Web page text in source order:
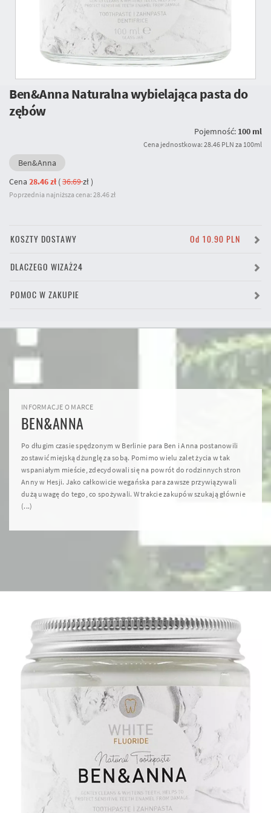
Ben&Anna Naturalna wybielająca pasta do
zębów
Pojemność: 100 ml
Cena jednostkowa: 28.46 PLN za 100ml
Ben&Anna
Cena 28.46 zł(36.69zł)
Poprzednia najniższa cena: 28.46 zł
KOSZTY DOSTAWY Od 10.90 PLN
DLACZEGO WIZAŻ24
POMOC W ZAKUPIE
INFORMACJE O MARCE
BEN&ANNA
Po długim czasie spędzonym w Berlinie para Ben i Anna postanowili
zostawić miejską dżunglę za sobą. Pomimo wielu zalet życia w tak
wspaniałym mieście, zdecydowali się na powrót do rodzinnych stron
Anny w Hesji. Jako całkowicie wegańska para zawsze przywiązywali
dużą uwagę do tego, co spożywali. W trakcie zakupów szukają głównie
(...)